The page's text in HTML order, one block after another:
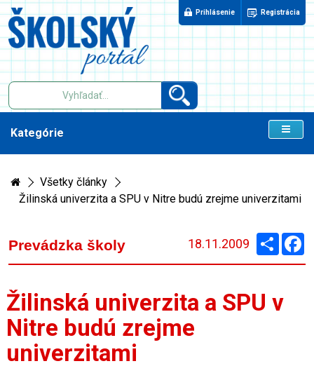
Prihlásenie Registrácia
Kategórie
Všetky články
Žilinská univerzita a SPU v Nitre budú zrejme univerzitami
Prevádzka školy 18.11.2009 Zdieľaj
Žilinská univerzita a SPU v
Nitre budú zrejme
univerzitami